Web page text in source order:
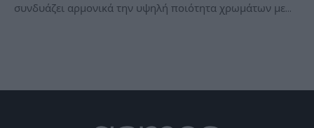
συνδυάζει αρμονικά την υψηλή ποιότητα χρωμάτων με…